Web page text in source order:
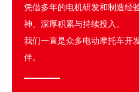
凭借多年的电机研发和制造经
神、深厚积累与持续投入。
我们一直是众多电动摩托车开
伴。